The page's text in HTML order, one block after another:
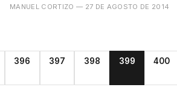
MANUEL CORTIZO — 27 DE AGOSTO DE 2014
396 397 398 399 400